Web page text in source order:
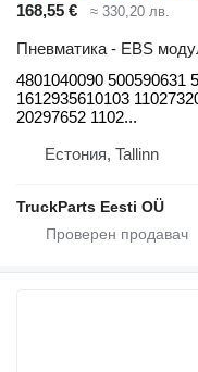
168,55 € ≈ 330,20 лв.
Пневматика - EBS
4801040090 500590631
1612935610103
20297652 1102...
Естония, Tallinn
TruckParts Eesti OÜ